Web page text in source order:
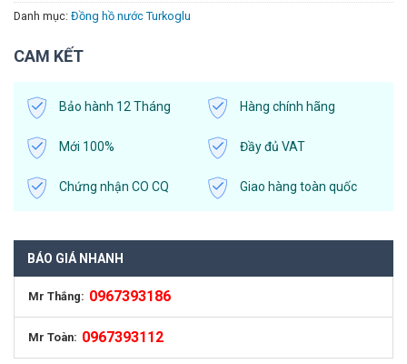
Danh mục: Đồng hồ nước Turkoglu
CAM KẾT
Bảo hành 12 Tháng Hàng chính hãng
Mới 100% Đầy đủ VAT
Chứng nhận CO CQ Giao hàng toàn quốc
BÁO GIÁ NHANH
Mr Thắng: 0967393186
Mr Toàn: 0967393112